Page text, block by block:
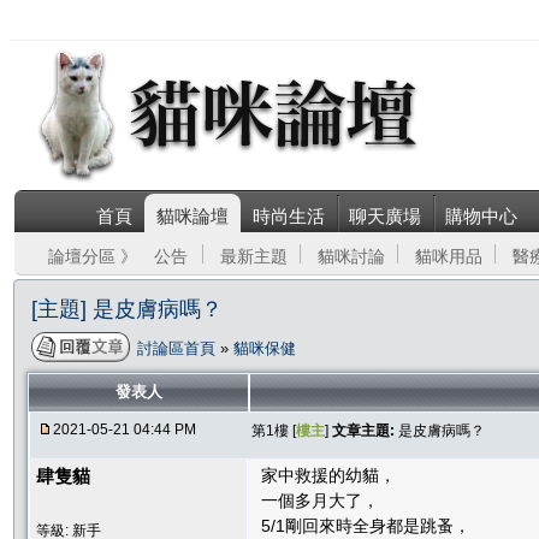
首頁 貓咪論壇 時尚生活 聊天廣場 購物中心
論壇分區 》 公告 最新主題 貓咪討論 貓咪用品 醫
[主題] 是皮膚病嗎？
討論區首頁 » 貓咪保健
發表人
2021-05-21 04:44 PM 第1樓 [樓主] 文章主題: 是皮膚病嗎？
肆隻貓
等級: 新手
家中救援的幼貓，
一個多月大了，
5/1剛回來時全身都是跳蚤，